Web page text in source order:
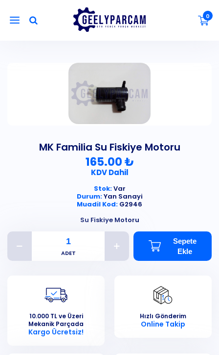
0
MK Familia Su Fiskiye Motoru
165.00 ₺
KDV Dahil
Stok:Var
Durum:Yan Sanayi
Muadil Kod: G2946
Su Fiskiye Motoru
Sepete
Ekle
10.000 TL ve Üzeri
Mekanik Parçada
Kargo Ücretsiz!
Hızlı Gönderim
Online Takip